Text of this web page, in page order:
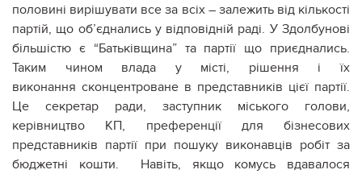
половині вирішувати все за всіх – залежить від кількості
партій, що об’єднались у відповідній раді. У Здолбунові
більшістю є “Батьківщина” та партії що приєднались.
Таким чином влада у місті, рішення і їх
виконання сконцентроване в представників цієї партії.
Це секретар ради, заступник міського голови,
керівництво КП, преференції для бізнесових
представників партії при пошуку виконавців робіт за
бюджетні кошти. Навіть, якщо комусь вдавалося